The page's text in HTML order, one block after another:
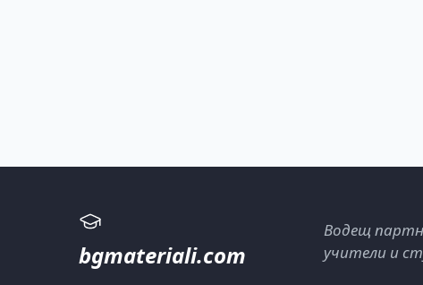
bgmateriali.com
Водещ
учители и